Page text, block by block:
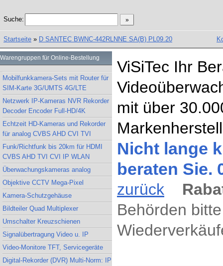
Suche:
Startseite » D SANTEC BWNC-442RLNNE SA(B) PL09.20
Warengruppen für Online-Bestellung
Mobilfunkkamera-Sets mit Router für
SIM-Karte 3G/UMTS 4G/LTE
Netzwerk IP-Kameras NVR Rekorder
Decoder Encoder Full-HD/4K
Echtzeit HD-Kameras und Rekorder
für analog CVBS AHD CVI TVI
Funk/Richtfunk bis 20km für HDMI
CVBS AHD TVI CVI IP WLAN
Überwachungskameras analog
Objektive CCTV Mega-Pixel
Kamera-Schutzgehäuse
Bildteiler Quad Multiplexer
Umschalter Kreuzschienen
Signalübertragung Video u. IP
Video-Monitore TFT, Servicegeräte
Digital-Rekorder (DVR) Multi-Norm: IP
ViSiTec Ihr
mit über
Nicht lange
beraten Sie.
zurück
Behörden